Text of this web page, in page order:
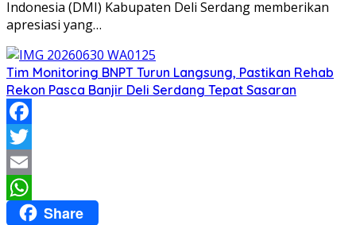
Indonesia (DMI) Kabupaten Deli Serdang memberikan
apresiasi yang…
Tim Monitoring BNPT Turun Langsung, Pastikan Rehab
Rekon Pasca Banjir Deli Serdang Tepat Sasaran
Facebook
Twitter
Email
WhatsApp
Share